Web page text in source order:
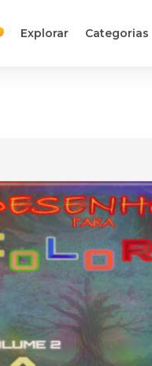
Explorar Categorias